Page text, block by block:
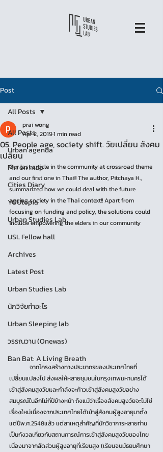
Post
All Posts
Urban agenda
Pin on map
Cities Diary
YOUtopia
Urban Studies Lab
USL Fellow hall
Archives
Latest Post
Urban Studies Lab
นักวิจัยทำอะไร
Urban Sleeping lab
วรรณวาน (Onewas)
Ban Bat: A Living Breath
All Posts
05. People age, society shift. วัยเปลี่ยน สังคม
เปลี่ยน
prai wong
Apr 2, 20191 min read
Our last article in the community at crossroad theme
and our first one in Thai!! The author, Pitchaya H.,
summarized how we could deal with the future
ageing society in the Thai context!! Apart from
focusing on funding and policy, the solutions could
include empowering the elders in our community
เปลี่ยนแปลงไป ส่งผลให้หลายชุมชนในกรุงเทพมหานครได้
เข้าสู่สังคมสูงวัยและกำลังจะก้าวเข้าสู่สังคมสูงวัยอย่าง
สมบูรณ์ในอีกไม่กี่ปีข้างหน้า ถึงแม้ว่าเรื่องสังคมสูงวัยจะไม่ใช่
เรื่องใหม่เนื่องจากประเทศไทยได้เข้าสู่สังคมผู้สูงอายุมาตั้ง
แต่ปีพ.ศ.2548แล้ว แต่สาเหตุสำคัญที่นักวิชาการหลายท่าน
เป็นกังวลเกี่ยวกับสถานการณ์การเข้าสู่สังคมสูงวัยของไทย
เนื่องมาจากสัดส่วนผู้สูงอายุที่เรียนสูง (เรียนจบมัธยมศึกษา